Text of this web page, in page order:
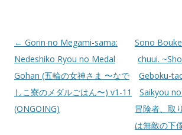
Post
navigation
← Gorin no Megami-sama:
Nedeshiko Ryou no Medal
Gohan (五輪の女神さま 〜なで
しこ寮のメダルごはん〜) v1-11
(ONGOING)
Sono
chuui.
Geboku-
Saikyou
冒険者、取
は無敵の下